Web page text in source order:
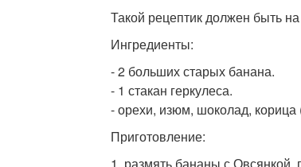
Такой рецептик должен быть
Ингредиенты:
- 2 больших старых банана.
- 1 стакан геркулеса.
- орехи, изюм, шоколад,
Приготовление: